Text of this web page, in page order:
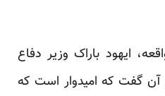
ایهود باراک وزیر دفاع
آن گفت که امیدوار است که